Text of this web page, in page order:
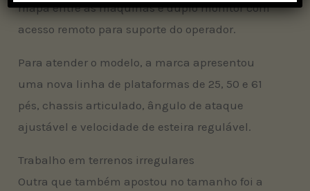
mapa entre as máquinas e duplo monitor com
acesso remoto para suporte do operador.
Para atender o modelo, a marca apresentou
uma nova linha de plataformas de 25, 50 e 61
pés, chassis articulado, ângulo de ataque
ajustável e velocidade de esteira regulável.
Trabalho em terrenos irregulares
Outra que também apostou no tamanho foi a